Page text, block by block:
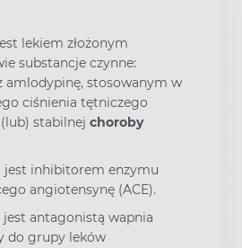
lekiem złożonym
substancje czynne:
amlodypinę, stosowanym w
ciśnienia tętniczego
stabilnej choroby
jest inhibitorem enzymu
angiotensynę (ACE).
antagonistą wapnia
do grupy leków